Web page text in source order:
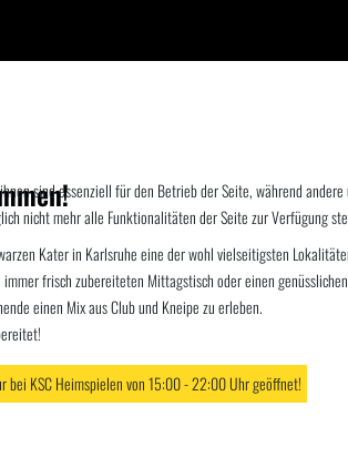
Kater in Karlsruhe eine der wohl vielseitigsten
frisch zubereiteten Mittagstisch oder einen
einen Mix aus Club und Kneipe zu erleben.
bei KSC Heimspielen von 15:00 - 22:00 Uhr geöffnet!
sind essenziell für den Betrieb der Seite, während
nicht mehr alle Funktionalitäten der Seite zur Verfügung